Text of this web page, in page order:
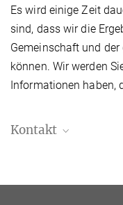
Es wird einige Zeit
sind, dass wir die
Gemeinschaft und
können. Wir werden
Informationen haben,
Kontakt